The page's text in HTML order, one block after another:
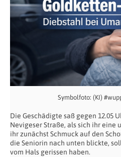
Symbolfoto: (KI)
Die Geschädigte saß gegen 12.05
Nevigeser Straße, als sich ihr eine
ihr zunächst Schmuck auf den
die Seniorin nach unten blickte,
vom Hals gerissen haben.